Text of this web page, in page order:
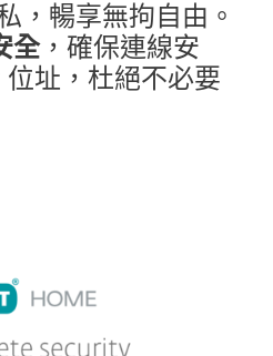
，暢享無拘自由。
全，確保連線安
址，杜絕不必要